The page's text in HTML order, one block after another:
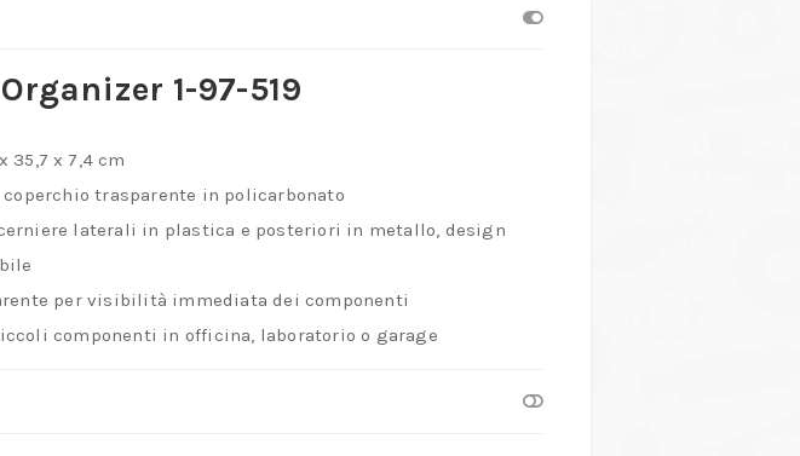
1-97-519
35,7 x 7,4 cm
trasparente in policarbonato
laterali in plastica e posteriori in metallo, design
per visibilità immediata dei componenti
componenti in officina, laboratorio o garage